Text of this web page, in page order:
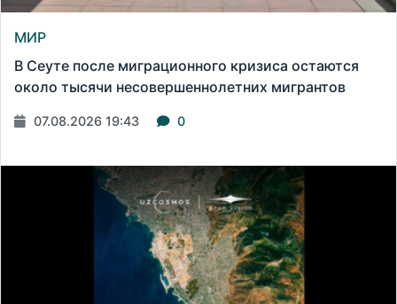
МИР
В Сеуте после миграционного кризиса остаются
около тысячи несовершеннолетних мигрантов
07.08.2026 19:43 0